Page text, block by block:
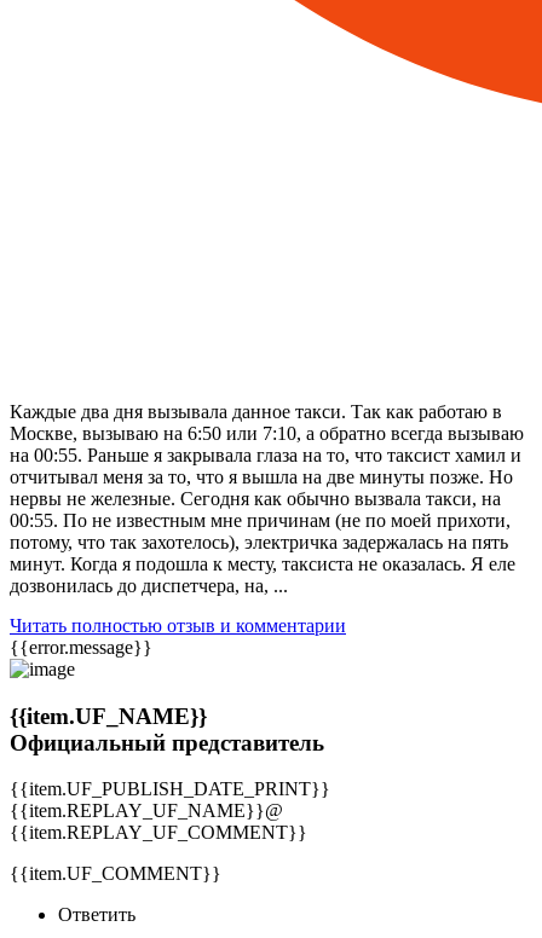
Каждые два дня вызывала данное такси. Так как работаю в
Москве, вызываю на 6:50 или 7:10, а обратно всегда вызываю
на 00:55. Раньше я закрывала глаза на то, что таксист хамил и
отчитывал меня за то, что я вышла на две минуты позже. Но
нервы не железные. Сегодня как обычно вызвала такси, на
00:55. По не известным мне причинам (не по моей прихоти,
потому, что так захотелось), электричка задержалась на пять
минут. Когда я подошла к месту, таксиста не оказалась. Я еле
дозвонилась до диспетчера, на, ...
Читать полностью отзыв и комментарии
{{error.message}}
{{item.UF_NAME}}
Официальный представитель
{{item.UF_PUBLISH_DATE_PRINT}}
{{item.REPLAY_UF_NAME}}@
{{item.REPLAY_UF_COMMENT}}
{{item.UF_COMMENT}}
Ответить